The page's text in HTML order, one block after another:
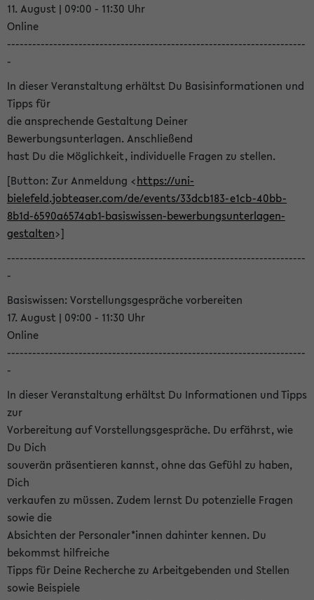
11. August | 09:00 - 11:30 Uhr
Online
-----------------------------------------------------------------------
-
In dieser Veranstaltung erhältst Du Basisinformationen und
Tipps für
die ansprechende Gestaltung Deiner
Bewerbungsunterlagen. Anschließend
hast Du die Möglichkeit, individuelle Fragen zu stellen.
[Button: Zur Anmeldung <https://uni-
bielefeld.jobteaser.com/de/events/33dcb183-e1cb-40bb-
8b1d-6590a6574ab1-basiswissen-bewerbungsunterlagen-
gestalten>]
-----------------------------------------------------------------------
-
Basiswissen: Vorstellungsgespräche vorbereiten
17. August | 09:00 - 11:30 Uhr
Online
-----------------------------------------------------------------------
-
In dieser Veranstaltung erhältst Du Informationen und Tipps
zur
Vorbereitung auf Vorstellungsgespräche. Du erfährst, wie
Du Dich
souverän präsentieren kannst, ohne das Gefühl zu haben,
Dich
verkaufen zu müssen. Zudem lernst Du potenzielle Fragen
sowie die
Absichten der Personaler*innen dahinter kennen. Du
bekommst hilfreiche
Tipps für Deine Recherche zu Arbeitgebenden und Stellen
sowie Beispiele